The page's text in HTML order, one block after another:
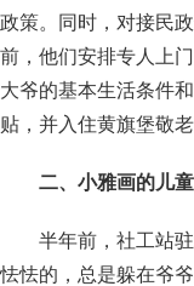
政策。同时，对接民
前，他们安排专人上
大爷的基本生活条件
贴，并入住黄旗堡敬
二、小雅画的儿
半年前，社工站
怯怯的，总是躲在爷